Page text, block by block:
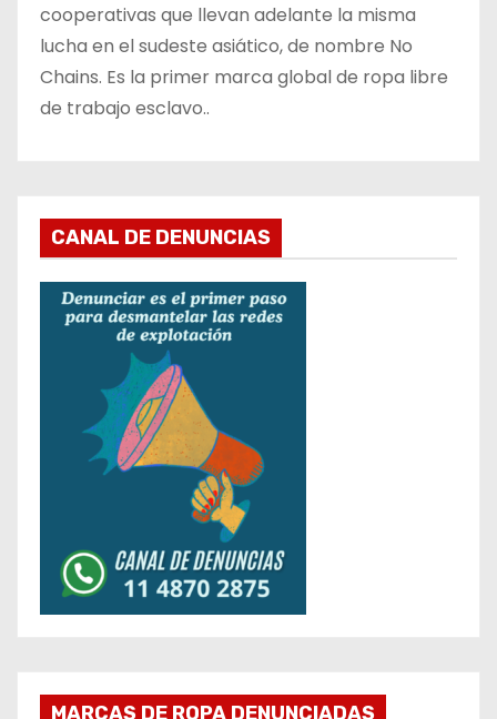
cooperativas que llevan adelante la misma
lucha en el sudeste asiático, de nombre No
Chains. Es la primer marca global de ropa libre
de trabajo esclavo..
CANAL DE DENUNCIAS
MARCAS DE ROPA DENUNCIADAS